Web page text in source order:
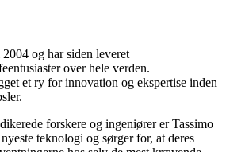
og har siden leveret
over hele verden.
et ry for innovation og ekspertise inden
forskere og ingeniører er Tassimo
teknologi og sørger for, at deres